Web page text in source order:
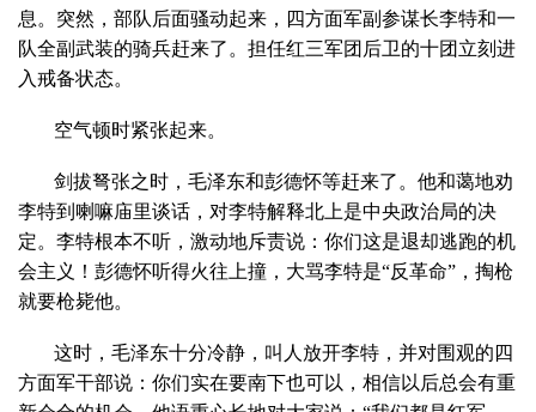
息。突然，部队后面骚动起来，四方面军副参谋长李特和一
队全副武装的骑兵赶来了。担任红三军团后卫的十团立刻进
入戒备状态。
空气顿时紧张起来。
剑拔弩张之时，毛泽东和彭德怀等赶来了。他和蔼地劝
李特到喇嘛庙里谈话，对李特解释北上是中央政治局的决
定。李特根本不听，激动地斥责说：你们这是退却逃跑的机
会主义！彭德怀听得火往上撞，大骂李特是“反革命”，掏枪
就要枪毙他。
这时，毛泽东十分冷静，叫人放开李特，并对围观的四
方面军干部说：你们实在要南下也可以，相信以后总会有重